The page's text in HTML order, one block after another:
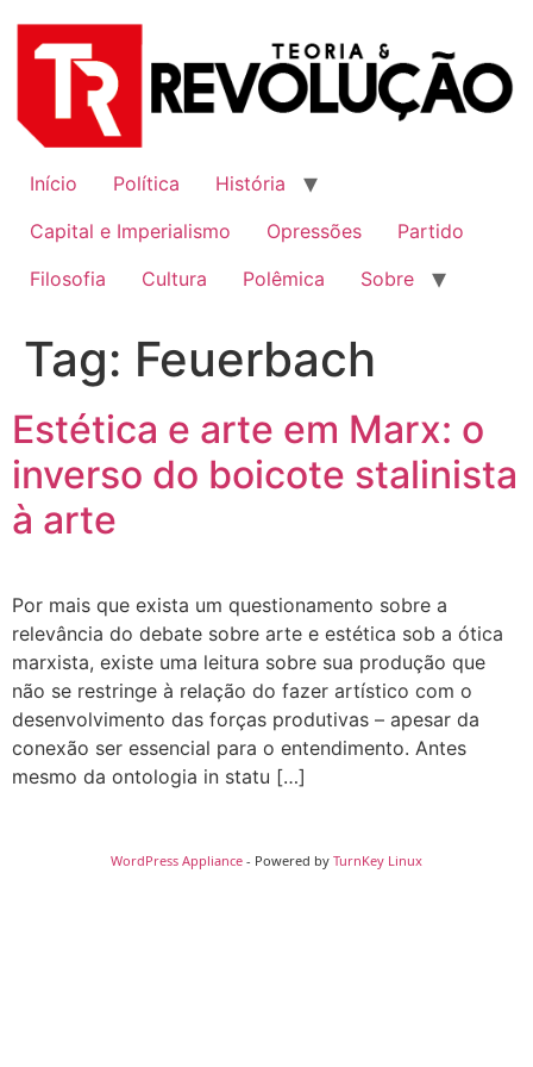
para
Início Política
História
Capital e Imperialismo
Opressões
Partido
Filosofia
Cultura Polêmica Sobre
Tag: Feuerbach
Estética e arte em Marx: o
inverso do boicote stalinista
à arte
Por mais que exista um questionamento sobre a
relevância do debate sobre arte e estética sob a ótica
marxista, existe uma leitura sobre sua produção que
não se restringe à relação do fazer artístico com o
desenvolvimento das forças produtivas – apesar da
conexão ser essencial para o entendimento. Antes
mesmo da ontologia in statu […]
WordPress Appliance - Powered by TurnKey Linux